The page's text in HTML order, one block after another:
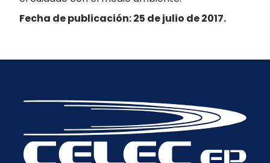
Fecha de publicación: 25 de julio de 2017.